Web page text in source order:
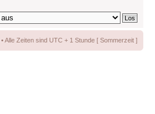
• Alle Zeiten sind UTC + 1 Stunde [ Sommerzeit ]